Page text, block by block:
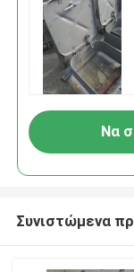
Να
Συνιστώμενα